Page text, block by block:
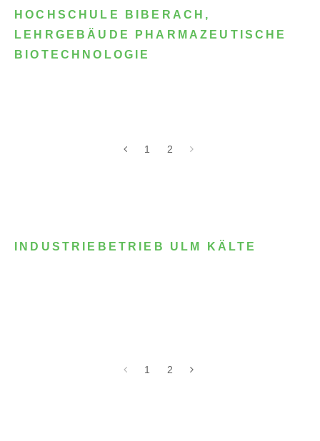
HOCHSCHULE BIBERACH,
LEHRGEBÄUDE PHARMAZEUTISCHE
BIOTECHNOLOGIE
1 2
INDUSTRIEBETRIEB ULM KÄLTE
1 2